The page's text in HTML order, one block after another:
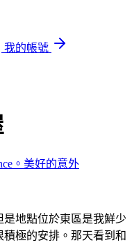
我的帳號
。美好的意外
地點位於東區是我鮮少
極的安排。那天看到和